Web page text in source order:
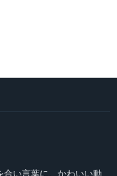
合い言葉に、かわいい動